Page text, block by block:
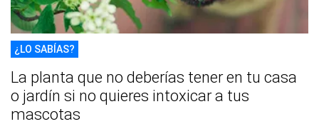
¿LO SABÍAS?
La planta que no deberías tener en tu casa
o jardín si no quieres intoxicar a tus
mascotas